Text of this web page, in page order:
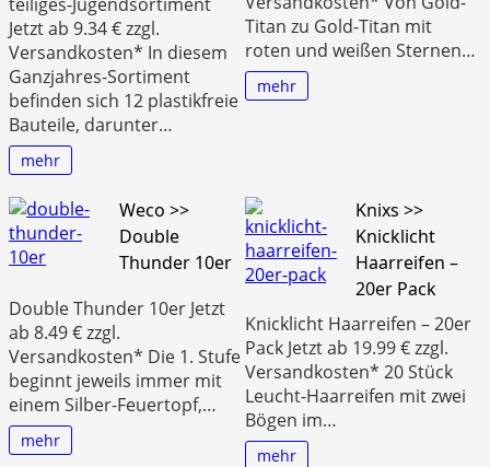
Jetzt ab 9.34 € zzgl.
Versandkosten* In diesem
Ganzjahres-Sortiment
befinden sich 12 plastikfreie
Bauteile, darunter…
mehr
Titan zu Gold-Titan mit
roten und weißen Sternen…
mehr
Weco >>
Double
Thunder 10er
Double Thunder 10er Jetzt
ab 8.49 € zzgl.
Versandkosten* Die 1. Stufe
beginnt jeweils immer mit
einem Silber-Feuertopf,…
mehr
Knixs >>
Knicklicht
Haarreifen –
20er Pack
Knicklicht Haarreifen – 20er
Pack Jetzt ab 19.99 € zzgl.
Versandkosten* 20 Stück
Leucht-Haarreifen mit zwei
Bögen im…
mehr